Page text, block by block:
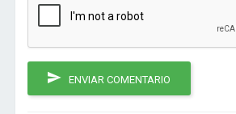
ENVIAR COMENTARIO